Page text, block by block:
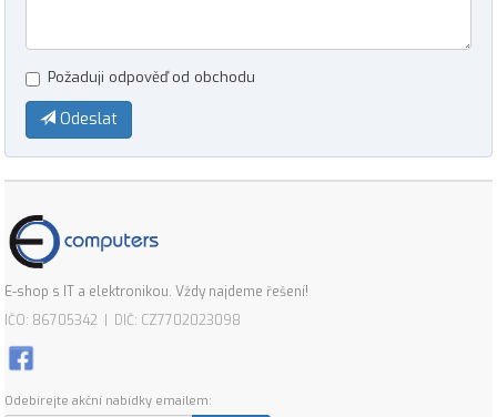
Požaduji odpověď od obchodu
Odeslat
E-shop s IT a elektronikou. Vždy najdeme řešení!
IČO: 86705342 | DIČ: CZ7702023098
Odebírejte akční nabídky emailem: